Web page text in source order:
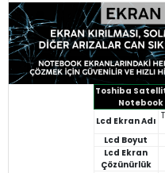
Toshiba
Notebook
Lcd Ekran Adı
Lcd Boyut
Lcd Ekran
Çözünürlük